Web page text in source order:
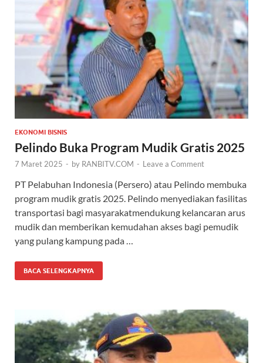
EKONOMI BISNIS
Pelindo Buka Program Mudik Gratis 2025
7 Maret 2025 - by RANBITV.COM - Leave a Comment
PT Pelabuhan Indonesia (Persero) atau Pelindo membuka
program mudik gratis 2025. Pelindo menyediakan fasilitas
transportasi bagi masyarakatmendukung kelancaran arus
mudik dan memberikan kemudahan akses bagi pemudik
yang pulang kampung pada …
BACA SELENGKAPNYA